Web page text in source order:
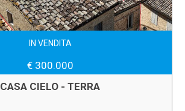
IN VENDITA
€ 300.000
CASA CIELO - TERRA